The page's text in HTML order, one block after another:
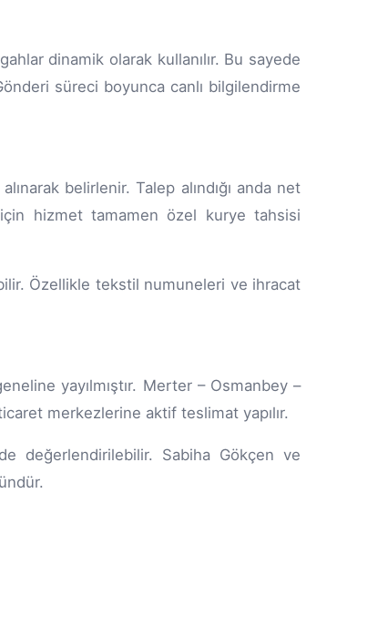
dinamik olarak kullanılır. Bu sayede
süreci boyunca canlı bilgilendirme
belirlenir. Talep alındığı anda net
hizmet tamamen özel kurye tahsisi
Özellikle tekstil numuneleri ve ihracat
yayılmıştır. Merter – Osmanbey –
merkezlerine aktif teslimat yapılır.
değerlendirilebilir. Sabiha Gökçen ve